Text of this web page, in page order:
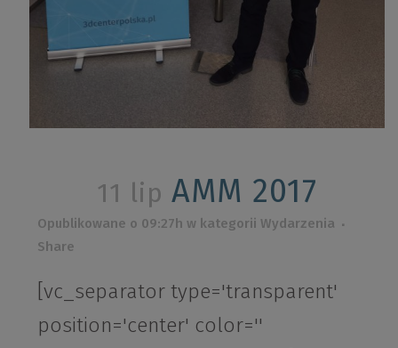
11 lip AMM 2017
Opublikowane o 09:27h w kategorii Wydarzenia
Share
[vc_separator type='transparent'
position='center' color=''